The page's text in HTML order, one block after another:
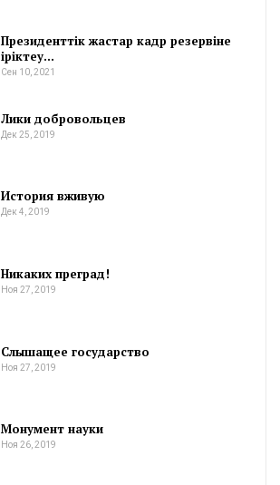
Президенттік жастар кадр резервіне
іріктеу…
Сен 10, 2021
Лики добровольцев
Дек 25, 2019
История вживую
Дек 4, 2019
Никаких преград!
Ноя 27, 2019
Слышащее государство
Ноя 27, 2019
Монумент науки
Ноя 26, 2019